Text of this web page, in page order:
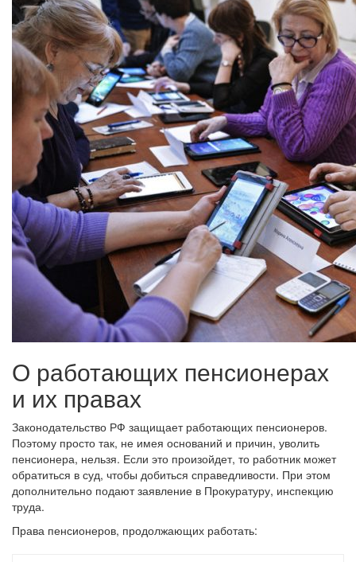
О работающих пенсионерах
и их правах
Законодательство РФ защищает работающих пенсионеров.
Поэтому просто так, не имея оснований и причин, уволить
пенсионера, нельзя. Если это произойдет, то работник может
обратиться в суд, чтобы добиться справедливости. При этом
дополнительно подают заявление в Прокуратуру, инспекцию
труда.
Права пенсионеров, продолжающих работать: